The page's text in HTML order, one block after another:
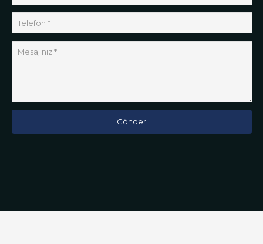
Gönder